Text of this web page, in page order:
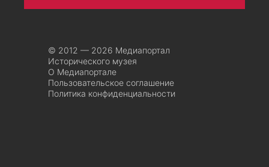
© 2012 — 2026 Медиапортал
Исторического музея
О Медиапортале
Пользовательское соглашение
Политика конфиденциальности